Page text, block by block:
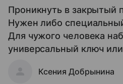
Проникнуть в закрытый
Нужен либо
Для чужого человека
универсальный ключ
Ксения Добрынина